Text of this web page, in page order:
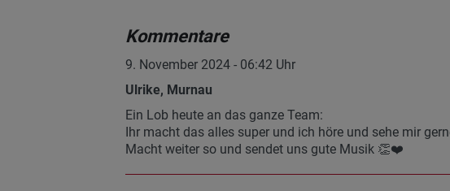
Kommentare
9. November 2024 - 06:42 Uhr
Ulrike, Murnau
Ein Lob heute an das ganze Team:
Ihr macht das alles super und ich höre und sehe mir
Macht weiter so und sendet uns gute Musik 👏❤️